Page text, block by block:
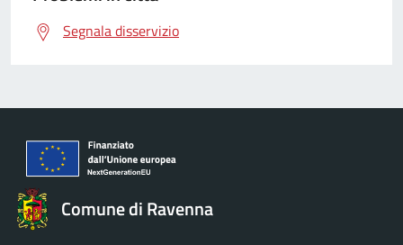
Segnala disservizio
Comune di Ravenna